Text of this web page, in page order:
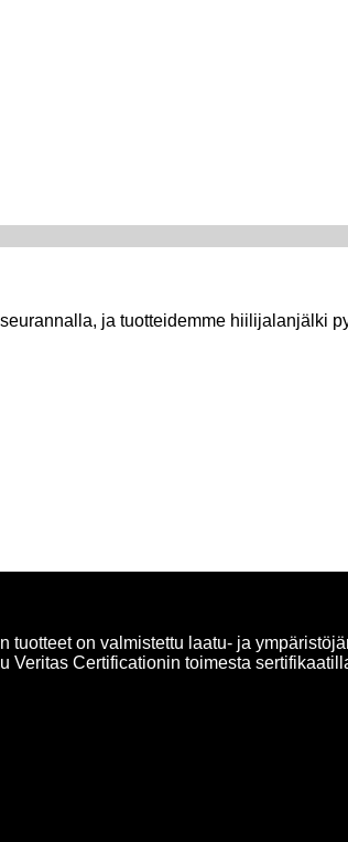
ja tuotteidemme hiilijalanjälki
on valmistettu laatu- ja
Certificationin toimesta